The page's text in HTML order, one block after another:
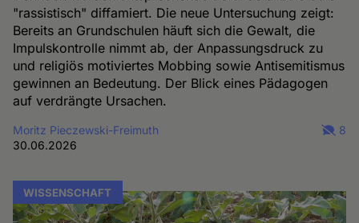
"rassistisch" diffamiert. Die neue Untersuchung zeigt:
Bereits an Grundschulen häuft sich die Gewalt, die
Impulskontrolle nimmt ab, der Anpassungsdruck zu
und religiös motiviertes Mobbing sowie Antisemitismus
gewinnen an Bedeutung. Der Blick eines Pädagogen
auf verdrängte Ursachen.
Moritz Pieczewski-Freimuth
30.06.2026
8
WISSENSCHAFT